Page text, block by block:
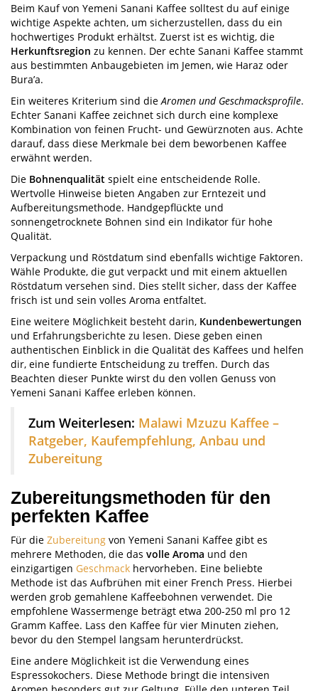
Beim Kauf von Yemeni Sanani Kaffee solltest du auf einige
wichtige Aspekte achten, um sicherzustellen, dass du ein
hochwertiges Produkt erhältst. Zuerst ist es wichtig, die
Herkunftsregion zu kennen. Der echte Sanani Kaffee stammt
aus bestimmten Anbaugebieten im Jemen, wie Haraz oder
Bura’a.
Ein weiteres Kriterium sind dieAromen und Geschmacksprofile.
Echter Sanani Kaffee zeichnet sich durch eine komplexe
Kombination von feinen Frucht- und Gewürznoten aus. Achte
darauf, dass diese Merkmale bei dem beworbenen Kaffee
erwähnt werden.
Die Bohnenqualität spielt eine entscheidende Rolle.
Wertvolle Hinweise bieten Angaben zur Erntezeit und
Aufbereitungsmethode. Handgepflückte und
sonnengetrocknete Bohnen sind ein Indikator für hohe
Qualität.
Verpackung und Röstdatum sind ebenfalls wichtige Faktoren.
Wähle Produkte, die gut verpackt und mit einem aktuellen
Röstdatum versehen sind. Dies stellt sicher, dass der Kaffee
frisch ist und sein volles Aroma entfaltet.
Eine weitere Möglichkeit besteht darin, Kundenbewertungen
und Erfahrungsberichte zu lesen. Diese geben einen
authentischen Einblick in die Qualität des Kaffees und helfen
dir, eine fundierte Entscheidung zu treffen. Durch das
Beachten dieser Punkte wirst du den vollen Genuss von
Yemeni Sanani Kaffee erleben können.
Zum Weiterlesen: Malawi Mzuzu Kaffee –
Ratgeber, Kaufempfehlung, Anbau und
Zubereitung
Zubereitungsmethoden für den
perfekten Kaffee
Für die Zubereitung von Yemeni Sanani Kaffee gibt es
mehrere Methoden, die das volle Aroma und den
einzigartigen Geschmack hervorheben. Eine beliebte
Methode ist das Aufbrühen mit einer French Press. Hierbei
werden grob gemahlene Kaffeebohnen verwendet. Die
empfohlene Wassermenge beträgt etwa 200-250 ml pro 12
Gramm Kaffee. Lass den Kaffee für vier Minuten ziehen,
bevor du den Stempel langsam herunterdrückst.
Eine andere Möglichkeit ist die Verwendung eines
Espressokochers. Diese Methode bringt die intensiven